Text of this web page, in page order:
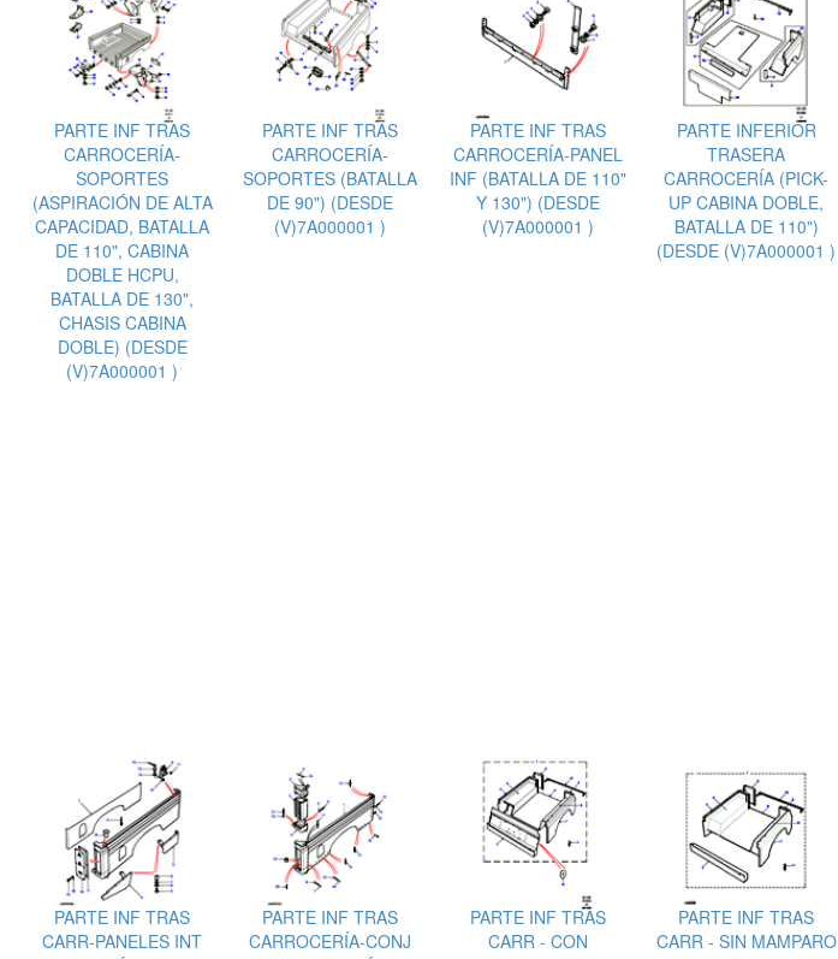
PARTE INF TRAS
CARROCERÍA-
SOPORTES
(ASPIRACIÓN DE ALTA
CAPACIDAD, BATALLA
DE 110", CABINA
DOBLE HCPU,
BATALLA DE 130",
CHASIS CABINA
DOBLE) (DESDE
(V)7A000001 )
PARTE INF TRAS
CARROCERÍA-
SOPORTES (BATALLA
DE 90") (DESDE
(V)7A000001 )
PARTE INF TRAS
CARROCERÍA-PANEL
INF (BATALLA DE 110"
Y 130") (DESDE
(V)7A000001 )
PARTE INFERIOR
TRASERA
CARROCERÍA (PICK-
UP CABINA DOBLE,
BATALLA DE 110")
(DESDE (V)7A000001 )
PARTE INF TRAS
CARR-PANELES INT
PARTE INF TRAS
CARROCERÍA-CONJ
PARTE INF TRAS
CARR - CON
PARTE INF TRAS
CARR - SIN MAMPARO